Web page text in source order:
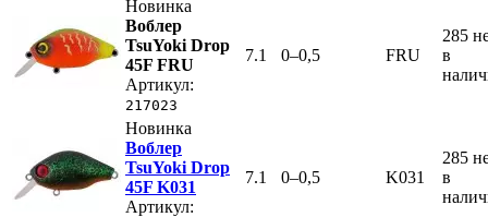
Новинка
Воблер
TsuYoki Drop
45F FRU
Артикул:
217023
7.1 0–0,5 FRU
285
в
Новинка
Воблер
TsuYoki Drop
45F K031
Артикул:
7.1 0–0,5 K031
285
в